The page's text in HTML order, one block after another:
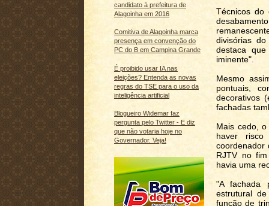
candidato à prefeitura de
Alagoinha em 2016
Comitiva de Alagoinha marca
presença em convenção do
PC do B em Campina Grande
É proibido usar IA nas
eleições? Entenda as novas
regras do TSE para o uso da
inteligência artificial
Blogueiro Widemar faz
pergunta pelo Twitter - E diz
que não votaria hoje no
Governador. Veja!
Técnicos do
divisórias
destaca
iminente".
Mesmo
pontuais,
decorativos
fachadas
Mais cedo,
haver
coordenador
RJTV no
havia uma
"A fachada
estrutural
função de